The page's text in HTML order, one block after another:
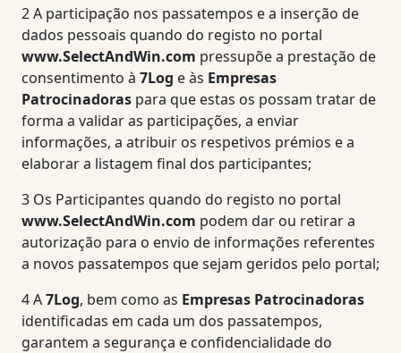
2A participação nos passatempos e a inserção de
dados pessoais quando do registo no portal
www.SelectAndWin.com pressupõe a prestação de
consentimento à 7Log e às Empresas
Patrocinadoras para que estas os possam tratar de
forma a validar as participações, a enviar
informações, a atribuir os respetivos prémios e a
elaborar a listagem final dos participantes;
3 Os Participantes quando do registo no portal
www.SelectAndWin.com podem dar ou retirar a
autorização para o envio de informações referentes
a novos passatempos que sejam geridos pelo portal;
4A7Log, bem como as Empresas Patrocinadoras
identificadas em cada um dos passatempos,
garantem a segurança e confidencialidade do